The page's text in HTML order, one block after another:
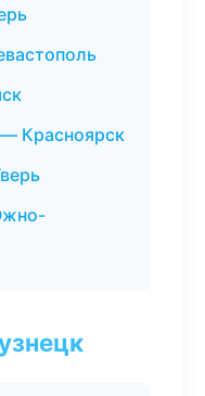
Красноярск